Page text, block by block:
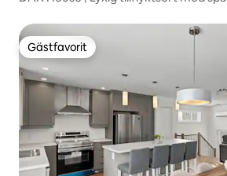
Gästfavorit
Gästfavorit